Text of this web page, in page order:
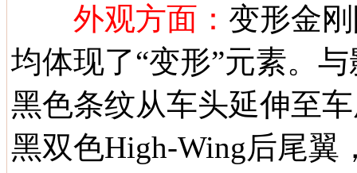
外观方面： 变形金
均体现了“变形”元素。
黑色条纹从车头延伸至
黑双色High-Wing后尾翼